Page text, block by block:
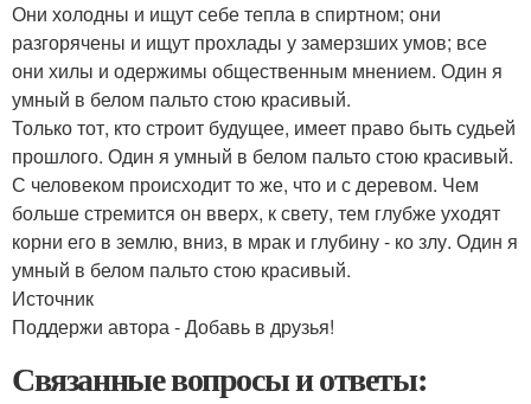
Они холодны и ищут себе тепла в спиртном; они
разгорячены и ищут прохлады у замерзших умов; все
они хилы и одержимы общественным мнением. Один я
умный в белом пальто стою красивый.
Только тот, кто строит будущее, имеет право быть судьей
прошлого. Один я умный в белом пальто стою красивый.
С человеком происходит то же, что и с деревом. Чем
больше стремится он вверх, к свету, тем глубже уходят
корни его в землю, вниз, в мрак и глубину - ко злу. Один я
умный в белом пальто стою красивый.
Источник
Поддержи автора - Добавь в друзья!
Связанные вопросы и ответы: